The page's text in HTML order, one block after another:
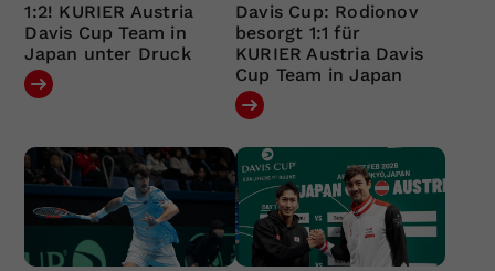
1:2! KURIER Austria
Davis Cup Team in
Japan unter Druck
Davis Cup: Rodionov
besorgt 1:1 für
KURIER Austria Davis
Cup Team in Japan